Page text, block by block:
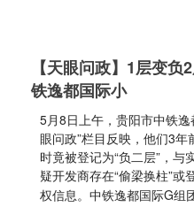
【天眼问政】1层变
铁逸都国际小
5月8日上午，贵阳市中铁
眼问政”栏目反映，他们3
时竟被登记为“负二层”，
疑开发商存在“偷梁换柱”
权信息。中铁逸都国际G组